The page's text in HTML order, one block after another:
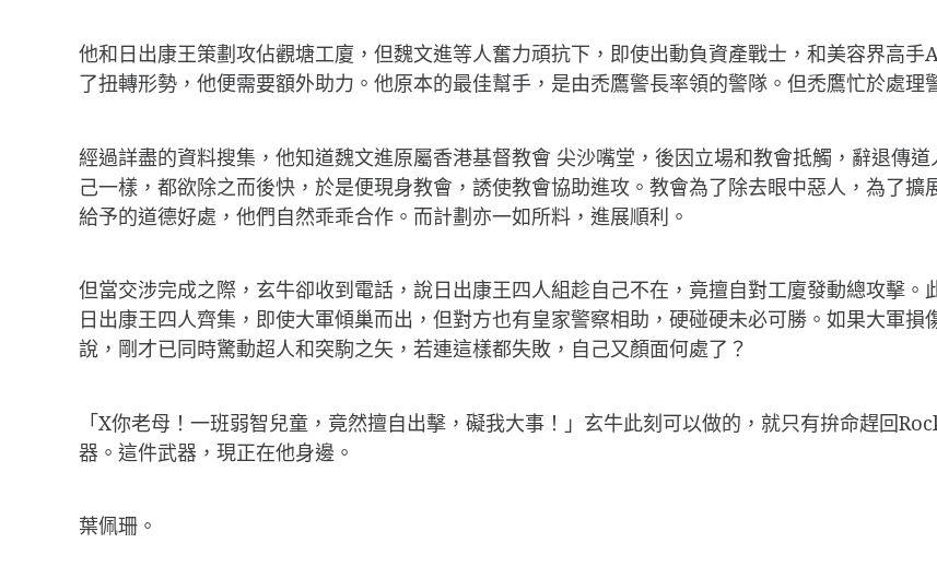
他和日出康王策劃攻佔觀塘工廈，但魏文進等人奮力頑抗下，即使出動負資產戰士，和美容界高
了扭轉形勢，他便需要額外助力。他原本的最佳幫手，是由禿鷹警長率領的警隊。但禿鷹忙於處理
經過詳盡的資料搜集，他知道魏文進原屬香港基督教會 尖沙嘴堂，後因立場和教會抵觸，辭退傳
己一樣，都欲除之而後快，於是便現身教會，誘使教會協助進攻。教會為了除去眼中惡人，為了
給予的道德好處，他們自然乖乖合作。而計劃亦一如所料，進展順利。
但當交涉完成之際，玄牛卻收到電話，說日出康王四人組趁自己不在，竟擅自對工廈發動總攻擊
日出康王四人齊集，即使大軍傾巢而出，但對方也有皇家警察相助，硬碰硬未必可勝。如果大軍
說，剛才已同時驚動超人和突駒之矢，若連這樣都失敗，自己又顏面何處了？
「X你老母！一班弱智兒童，竟然擅自出擊，礙我大事！」玄牛此刻可以做的，就只有拚命趕回
器。這件武器，現正在他身邊。
葉佩珊。